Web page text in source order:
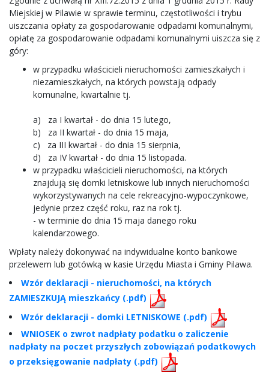
Miejskiej w Pilawie w sprawie terminu, częstotliwości i trybu
uiszczania opłaty za gospodarowanie odpadami komunalnymi,
opłatę za gospodarowanie odpadami komunalnymi uiszcza się z
góry:
w przypadku właścicieli nieruchomości zamieszkałych i
niezamieszkałych, na których powstają odpady
komunalne, kwartalnie tj.
a) za I kwartał - do dnia 15 lutego,
b) za II kwartał - do dnia 15 maja,
c) za III kwartał - do dnia 15 sierpnia,
d) za IV kwartał - do dnia 15 listopada.
w przypadku właścicieli nieruchomości, na których
znajdują się domki letniskowe lub innych nieruchomości
wykorzystywanych na cele rekreacyjno-wypoczynkowe,
jedynie przez część roku, raz na rok tj.
- w terminie do dnia 15 maja danego roku
kalendarzowego.
Wpłaty należy dokonywać na indywidualne konto bankowe
przelewem lub gotówką w kasie Urzędu Miasta i Gminy Pilawa.
Wzór deklaracji - nieruchomości, na których
ZAMIESZKUJĄ mieszkańcy (.pdf)
Wzór deklaracji - domki LETNISKOWE (.pdf)
WNIOSEK o zwrot nadpłaty podatku o zaliczenie
nadpłaty na poczet przyszłych zobowiązań podatkowych
o przeksięgowanie nadpłaty (.pdf)